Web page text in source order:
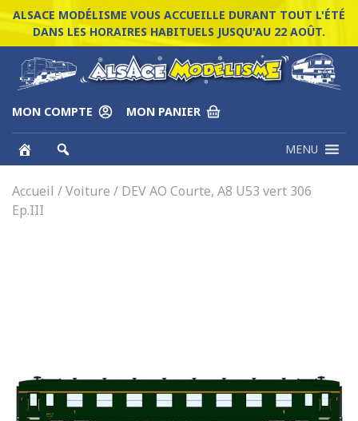
ALSACE MODÉLISME VOUS ACCUEILLE DURANT TOUT L'ÉTÉ
DANS LES HORAIRES HABITUELS JUSQU'AU 22 AOÛT.
MON COMPTE MON PANIER
MENU
Accueil /Voiture / DEV AO Courte, A8 U53 vert 306
Ep.III